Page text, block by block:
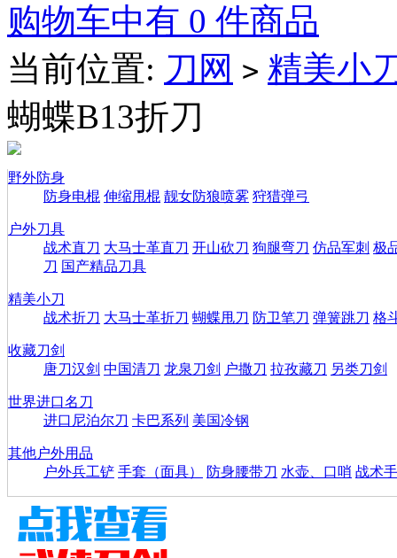
购物车中有 0 件商品
当前位置: 刀网 > 精美小
蝴蝶B13折刀
野外防身
防身电棍 伸缩甩棍 靓女防狼喷雾 狩猎弹弓
户外刀具
战术直刀 大马士革直刀 开山砍刀 狗腿弯刀 仿品军刺 极
刀 国产精品刀具
精美小刀
战术折刀 大马士革折刀 蝴蝶甩刀 防卫笔刀 弹簧跳刀 格
收藏刀剑
唐刀汉剑 中国清刀 龙泉刀剑 户撒刀 拉孜藏刀 另类刀剑
世界进口名刀
进口尼泊尔刀 卡巴系列 美国冷钢
其他户外用品
户外兵工铲 手套（面具） 防身腰带刀 水壶、口哨 战术